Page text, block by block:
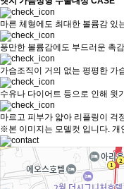
마른 체형에도 최대한 볼륨감 있
풍만한 볼륨감에도 부드러운 촉
가슴조직이 거의 없는 평평한 가
수유나 다이어트 등으로 인해 윗
마르고 피부가 얇아 리플링이 걱
※본 이미지는 모델컷 입니다.